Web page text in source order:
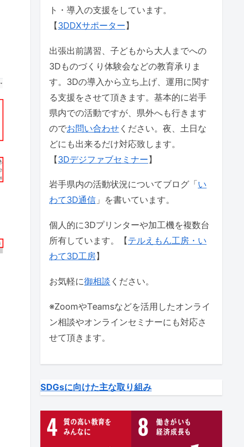
ト・導入の支援をしています。
【3DDXサポーター】
出張出前講習、子どもから大人までへの
3Dものづくり体験会などの教育承りま
す。3Dの導入から立ち上げ、運用に関す
る支援をさせて頂きます。基本的に岩手
県内での活動ですが、県外へも行きます
のでお問い合わせください。夜、土日な
どにも出来るだけ対応致します。
【3Dデジファブセミナー】
岩手県内の活動状況についてブログ「 い
わて3D通信 」を書いています。
個人的に3Dプリンターや加工機を複数台
所有しています。【テルえもん工房・い
わて3D工房】
お気軽に御相談 ください。
※ZoomやTeamsなどを活用したオンライ
ン相談やオンラインセミナーにも対応さ
せて頂きます。
SDGsに向けた主な取り組み